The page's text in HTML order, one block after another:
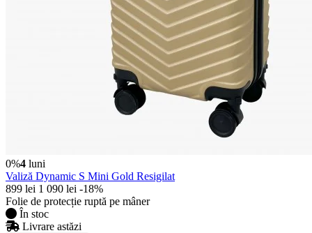
0%4 luni
Valiză Dynamic S Mini Gold Resigilat
899 lei 1 090 lei -18%
Folie de protecție ruptă pe mâner
În stoc
Livrare astăzi